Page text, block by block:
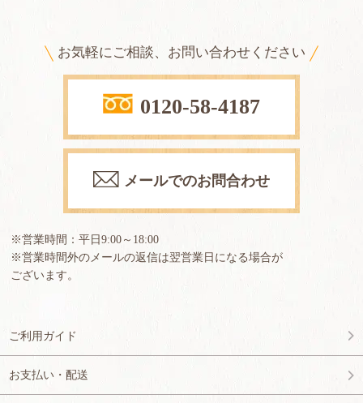
お気軽にご相談、お問い合わせください
0120-58-4187
メールでのお問合わせ
※営業時間：平日9:00～18:00
※営業時間外のメールの返信は翌営業日になる場合が
ございます。
ご利用ガイド
お支払い・配送